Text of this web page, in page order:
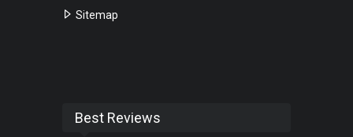
Sitemap
Best Reviews